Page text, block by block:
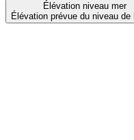
Élévation niveau mer
Élévation prévue du niveau de